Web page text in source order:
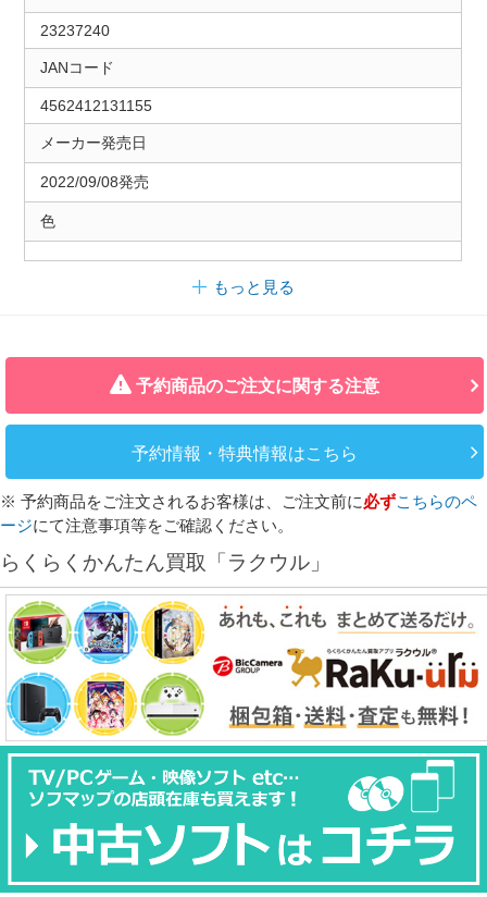
23237240
JANコード
4562412131155
メーカー発売日
2022/09/08発売
色
もっと見る
予約商品のご注文に関する注意
予約情報・特典情報はこちら
※ 予約商品をご注文されるお客様は、ご注文前に必ずこちらのペ
ージにて注意事項等をご確認ください。
らくらくかんたん買取「ラクウル」